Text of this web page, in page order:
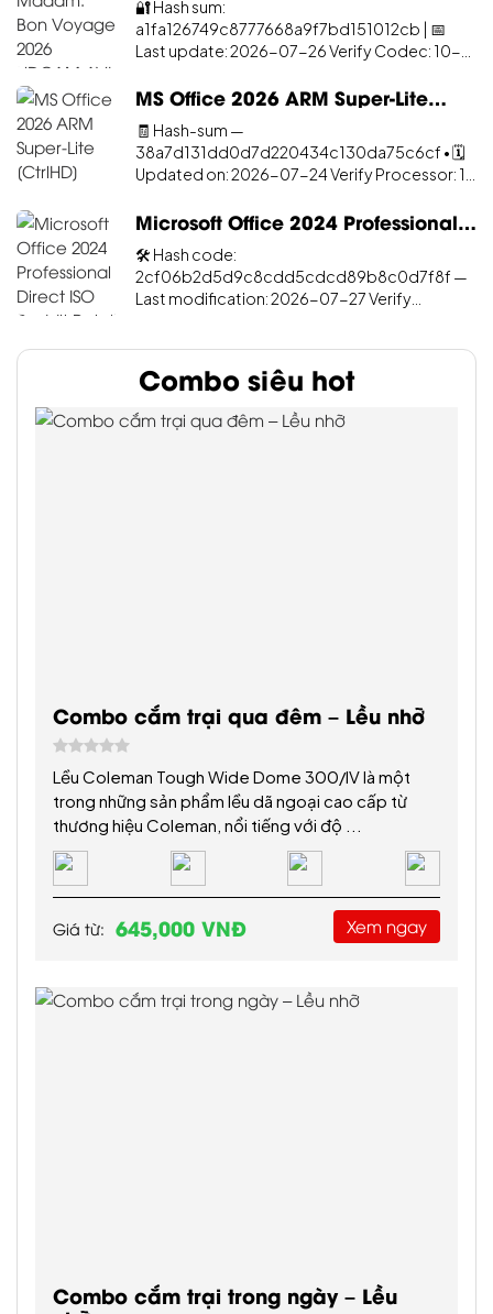
Combo cắm trại qua đêm – Lều nhỡ
Lều Coleman Tough Wide Dome 300/IV là một
trong những sản phẩm lều dã ngoại cao cấp từ
thương hiệu Coleman, nổi tiếng với độ ...
645,000 VNĐ
Combo cắm trại trong ngày – Lều
nhỡ
Combo lều nhỡ tại Camping Sport Đồng Mô là lựa
chọn hoàn hảo cho gia đình hoặc nhóm bạn từ 3-5
Giá từ: 495,000 VNĐ Xem ngay